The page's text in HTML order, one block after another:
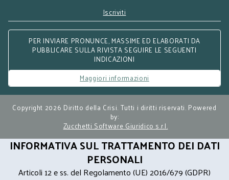
Iscriviti
PER INVIARE PRONUNCE, MASSIME ED ELABORATI DA
PUBBLICARE SULLA RIVISTA SEGUIRE LE SEGUENTI
INDICAZIONI
Maggiori informazioni
Copyright 2026 Diritto della Crisi. Tutti i diritti riservati. Powered
by:
Zucchetti Software Giuridico s.r.l.
INFORMATIVA SUL TRATTAMENTO DEI DATI
PERSONALI
Articoli 12 e ss. del Regolamento (UE) 2016/679 (GDPR)